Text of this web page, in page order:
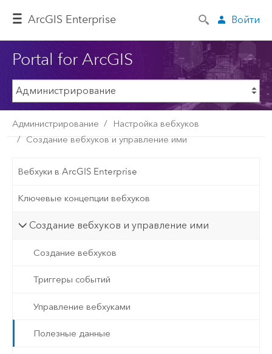
ArcGIS Enterprise Войти
Portal for ArcGIS
Администрирование
Настройка вебхуков
Создание вебхуков и управление ими
Вебхуки в ArcGIS Enterprise
Ключевые концепции вебхуков
Создание вебхуков и управление ими
Создание вебхуков
Триггеры событий
Управление вебхуками
Полезные данные